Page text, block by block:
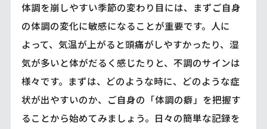
体調を崩しやすい季節の変わり目には、まずご自身
の体調の変化に敏感になることが重要です。人に
よって、気温が上がると頭痛がしやすかったり、湿
気が多いと体がだるく感じたりと、不調のサインは
様々です。まずは、どのような時に、どのような症
状が出やすいのか、ご自身の「体調の癖」を把握す
ることから始めてみましょう。日々の簡単な記録を